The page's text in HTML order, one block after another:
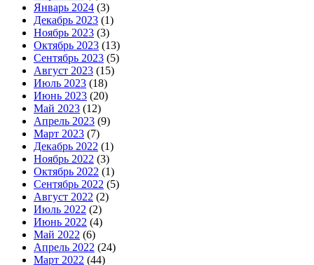
Январь 2024 (3)
Декабрь 2023 (1)
Ноябрь 2023 (3)
Октябрь 2023 (13)
Сентябрь 2023 (5)
Август 2023 (15)
Июль 2023 (18)
Июнь 2023 (20)
Май 2023 (12)
Апрель 2023 (9)
Март 2023 (7)
Декабрь 2022 (1)
Ноябрь 2022 (3)
Октябрь 2022 (1)
Сентябрь 2022 (5)
Август 2022 (2)
Июль 2022 (2)
Июнь 2022 (4)
Май 2022 (6)
Апрель 2022 (24)
Март 2022 (44)